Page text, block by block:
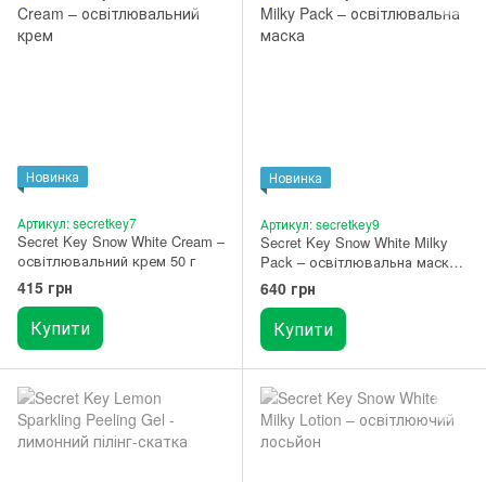
Новинка
Артикул: secretkey7
Secret Key Snow White Cream –
освітлювальний крем 50 г
415 грн
Купити
Новинка
Артикул: secretkey9
Secret Key Snow White Milky
Pack – освітлювальна маска
200 г
640 грн
Купити